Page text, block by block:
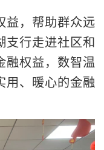
益，帮助群众远
支行走进社区和
权益，数智温
、暖心的金融